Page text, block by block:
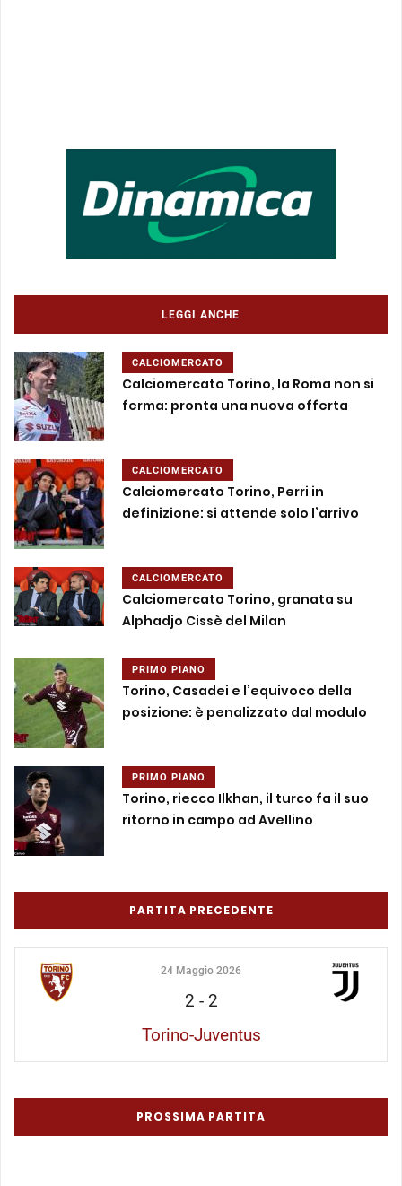
LEGGI ANCHE
CALCIOMERCATO
Calciomercato Torino, la Roma non si
ferma: pronta una nuova offerta
CALCIOMERCATO
Calciomercato Torino, Perri in
definizione: si attende solo l’arrivo
CALCIOMERCATO
Calciomercato Torino, granata su
Alphadjo Cissè del Milan
PRIMO PIANO
Torino, Casadei e l’equivoco della
posizione: è penalizzato dal modulo
PRIMO PIANO
Torino, riecco Ilkhan, il turco fa il suo
ritorno in campo ad Avellino
PARTITA PRECEDENTE
24 Maggio 2026
2 - 2
Torino-Juventus
PROSSIMA PARTITA